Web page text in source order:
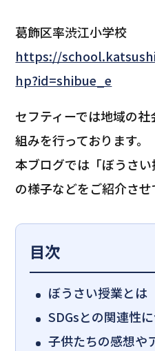
葛飾区率渋江小学校
https://
hp?id=shibue_e
セフティーでは地域の
組みを行っております。
本ブログでは「ぼうさい
の様子などをご紹介させ
目次
ぼうさい授業とは
SDGsとの関連性
子供たちの感想や